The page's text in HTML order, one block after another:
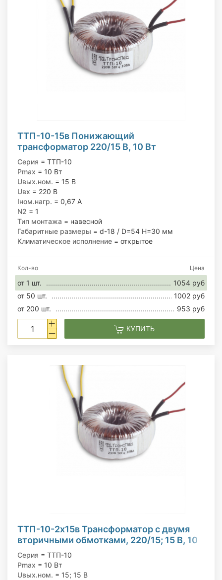
ТТП-10-15в Понижающий
трансформатор 220/15 В, 10 Вт
Серия = ТТП-10
Pmax = 10 Вт
Uвых.ном. = 15 В
Uвх = 220 В
Iном.нагр. = 0,67 А
N2 = 1
Тип монтажа = навесной
Габаритные размеры = d-18 / D=54 H=30 мм
Климатическое исполнение = открытое
Кол-во Цена
от 1 шт.
1054 руб
от 50 шт.
1002 руб
от 200 шт.
953 руб
КУПИТЬ
ТТП-10-2х15в Трансформатор с двумя
вторичными обмотками, 220/15; 15 В, 10
Вт
Серия = ТТП-10
Pmax = 10 Вт
Uвых.ном. = 15; 15 В